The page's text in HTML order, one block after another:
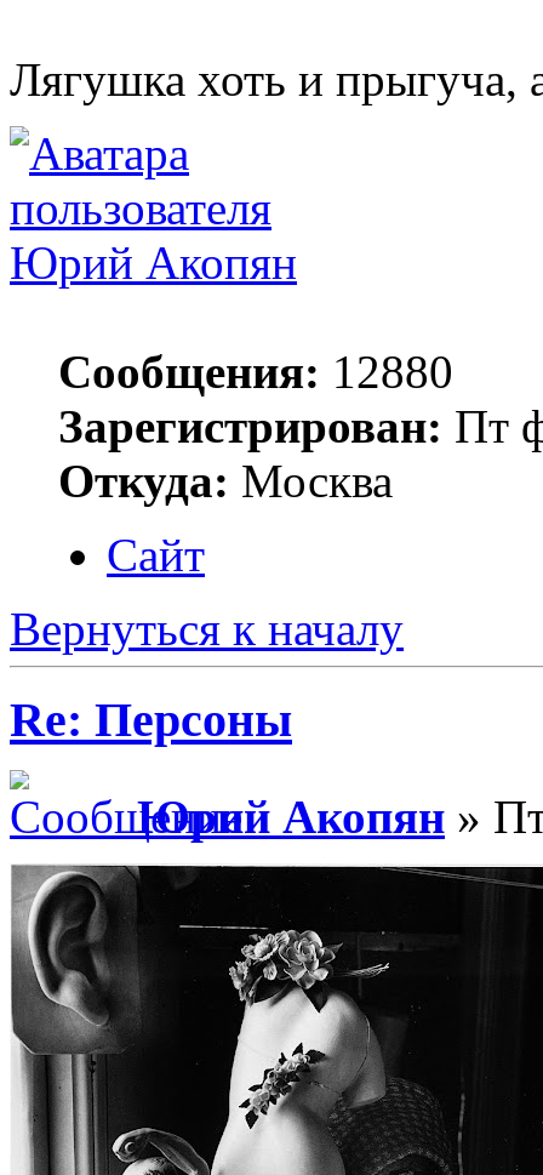
Лягушка хоть и прыгуча,
Юрий Акопян
Сообщения: 12880
Зарегистрирован: Пт
Откуда: Москва
Сайт
Вернуться к началу
Re: Персоны
Юрий Акопян »